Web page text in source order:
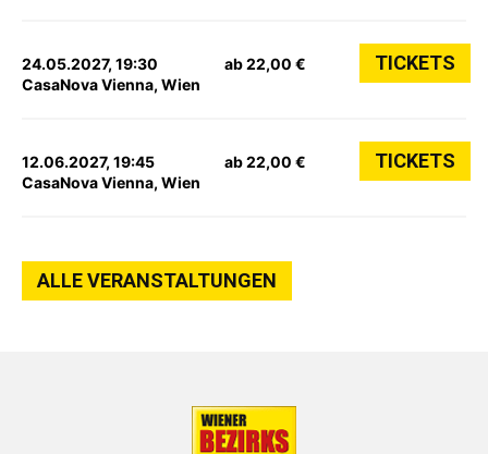
24.05.2027, 19:30
CasaNova Vienna, Wien
ab 22,00 € TICKETS
12.06.2027, 19:45
CasaNova Vienna, Wien
ab 22,00 € TICKETS
ALLE VERANSTALTUNGEN